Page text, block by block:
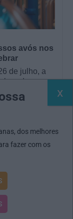
avós nos
de julho, a
a
dos melhores
fazer com os